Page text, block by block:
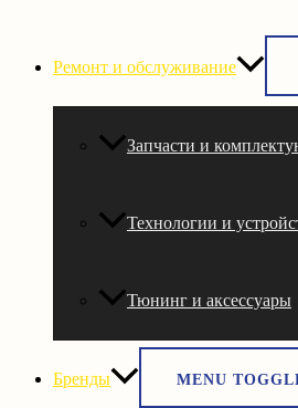
Ремонт и обслуживание
Запчасти и
Технологии и
Тюнинг и аксессуары
Бренды MENU